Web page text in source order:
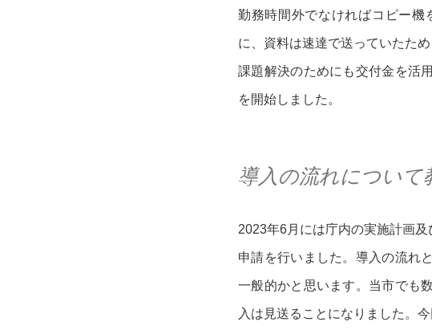
勤務時間外でなければコピー機
に、資料は速達で送っていたた
課題解決のためにも交付金を活
を開始しました。
導入の流れについて
2023年6月には庁内の実施計画
申請を行いました。導入の流れ
一般的かと思います。当市でも
入は見送ることになりました。